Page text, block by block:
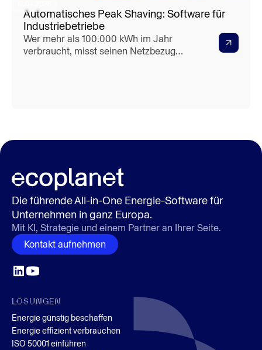
Automatisches Peak Shaving: Software für
Industriebetriebe
Wer mehr als 100.000 kWh im Jahr
verbraucht, misst seinen Netzbezug
Die führende All-in-One Energie-Software für
Unternehmen in ganz Europa.
Mit KI, Strategie und einem Partner an Ihrer Seite.
Kontakt aufnehmen
LÖSUNGEN
Energie günstig beschaffen
Energie effizient verbrauchen
ISO 50001 einführen